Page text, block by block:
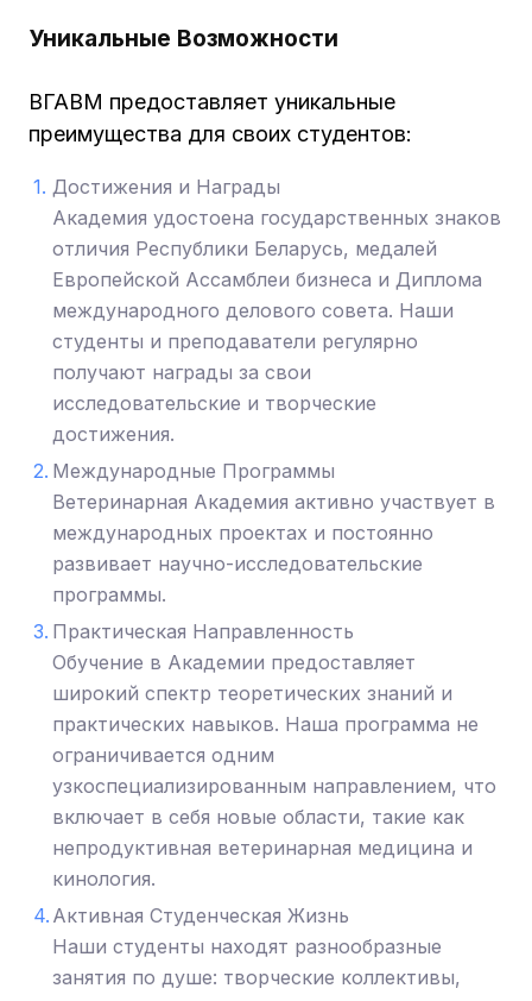
Уникальные Возможности
ВГАВМ предоставляет уникальные
преимущества для своих студентов:
Достижения и Награды
Академия удостоена государственных знаков
отличия Республики Беларусь, медалей
Европейской Ассамблеи бизнеса и Диплома
международного делового совета. Наши
студенты и преподаватели регулярно
получают награды за свои
исследовательские и творческие
достижения.
Международные Программы
Ветеринарная Академия активно участвует в
международных проектах и постоянно
развивает научно-исследовательские
программы.
Практическая Направленность
Обучение в Академии предоставляет
широкий спектр теоретических знаний и
практических навыков. Наша программа не
ограничивается одним
узкоспециализированным направлением, что
включает в себя новые области, такие как
непродуктивная ветеринарная медицина и
кинология.
Активная Студенческая Жизнь
Наши студенты находят разнообразные
занятия по душе: творческие коллективы,